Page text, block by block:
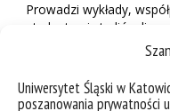
Uniwersytet Śląski w
poszanowania prywatności
Prowadzi wykłady,
studentami studiów
laboratoriach
dyplomowych. Często
konferencjach i
jest członkiem różnych